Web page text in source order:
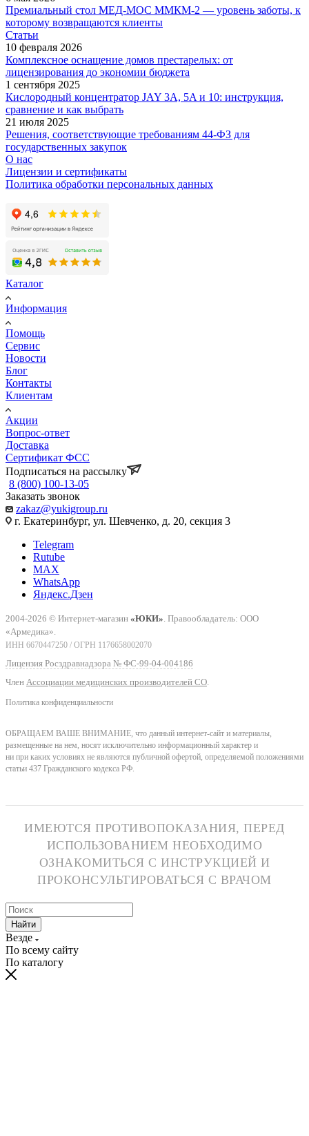
Премиальный стол МЕД-МОС ММКМ-2 — уровень заботы, к
которому возвращаются клиенты
Статьи
10 февраля 2026
Комплексное оснащение домов престарелых: от
лицензирования до экономии бюджета
1 сентября 2025
Кислородный концентратор JAY 3A, 5A и 10: инструкция,
сравнение и как выбрать
21 июля 2025
Решения, соответствующие требованиям 44-ФЗ для
государственных закупок
О нас
Лицензии и сертификаты
Политика обработки персональных данных
Каталог
Информация
Помощь
Сервис
Новости
Блог
Контакты
Клиентам
Акции
Вопрос-ответ
Доставка
Сертификат ФСС
Подписаться на рассылку
8 (800) 100-13-05
Заказать звонок
zakaz@yukigroup.ru
г. Екатеринбург, ул. Шевченко, д. 20, секция 3
Telegram
Rutube
MAX
WhatsApp
Яндекс.Дзен
2004-2026 © Интернет-магазин «ЮКИ» . Правообладатель: ООО
«Армедика».
ИНН 6670447250 / ОГРН 1176658002070
Лицензия Росздравнадзора № ФС-99-04-004186
Член Ассоциации медицинских производителей СО
Политика конфиденциальности
ОБРАЩАЕМ ВАШЕ ВНИМАНИЕ, что данный интернет-сайт и материалы,
размещенные на нем, носят исключительно информационный характер и
ни при каких условиях не являются публичной офертой, определяемой положениями
статьи 437 Гражданского кодекса РФ.
ИМЕЮТСЯ ПРОТИВОПОКАЗАНИЯ, ПЕРЕД
ИСПОЛЬЗОВАНИЕМ НЕОБХОДИМО
ОЗНАКОМИТЬСЯ С ИНСТРУКЦИЕЙ И
ПРОКОНСУЛЬТИРОВАТЬСЯ С ВРАЧОМ
Найти
Везде
По всему сайту
По каталогу